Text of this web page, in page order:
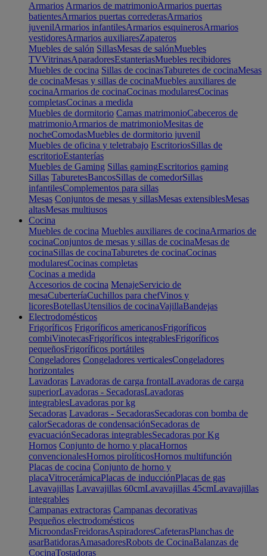
Armarios Armarios de matrimonioArmarios puertas
batientesArmarios puertas correderasArmarios
juvenilArmarios infantilesArmarios esquinerosArmarios
vestidoresArmarios auxiliaresZapateros
Muebles de salón SillasMesas de salónMuebles
TVVitrinasAparadoresEstanteriasMuebles recibidores
Muebles de cocina Sillas de cocinasTaburetes de cocinaMesas
de cocinaMesas y sillas de cocinaMuebles auxiliares de
cocinaArmarios de cocinaCocinas modularesCocinas
completasCocinas a medida
Muebles de dormitorio Camas matrimonioCabeceros de
matrimonioArmarios de matrimonioMesitas de
nocheComodasMuebles de dormitorio juvenil
Muebles de oficina y teletrabajo EscritoriosSillas de
escritorioEstanterías
Muebles de Gaming Sillas gamingEscritorios gaming
Sillas TaburetesBancosSillas de comedorSillas
infantilesComplementos para sillas
Mesas Conjuntos de mesas y sillasMesas extensiblesMesas
altasMesas multiusos
Cocina
Muebles de cocina Muebles auxiliares de cocinaArmarios de
cocinaConjuntos de mesas y sillas de cocinaMesas de
cocinaSillas de cocinaTaburetes de cocinaCocinas
modularesCocinas completas
Cocinas a medida
Accesorios de cocina MenajeServicio de
mesaCuberteríaCuchillos para chefVinos y
licoresBotellasUtensilios de cocinaVajillaBandejas
Electrodomésticos
Frigoríficos Frigoríficos americanosFrigoríficos
combiVinotecasFrigoríficos integrablesFrigoríficos
pequeñosFrigoríficos portátiles
Congeladores Congeladores verticalesCongeladores
horizontales
Lavadoras Lavadoras de carga frontalLavadoras de carga
superiorLavadoras - SecadorasLavadoras
integrablesLavadoras por kg
Secadoras Lavadoras - SecadorasSecadoras con bomba de
calorSecadoras de condensaciónSecadoras de
evacuaciónSecadoras integrablesSecadoras por Kg
Hornos Conjunto de horno y placaHornos
convencionalesHornos pirolíticosHornos multifunción
Placas de cocina Conjunto de horno y
placaVitrocerámicaPlacas de inducciónPlacas de gas
Lavavajillas Lavavajillas 60cmLavavajillas 45cmLavavajillas
integrables
Campanas extractoras Campanas decorativas
Pequeños electrodomésticos
MicroondasFreidorasAspiradoresCafeterasPlanchas de
asarBatidorasAmasadoresRobots de CocinaBalanzas de
CocinaTostadoras